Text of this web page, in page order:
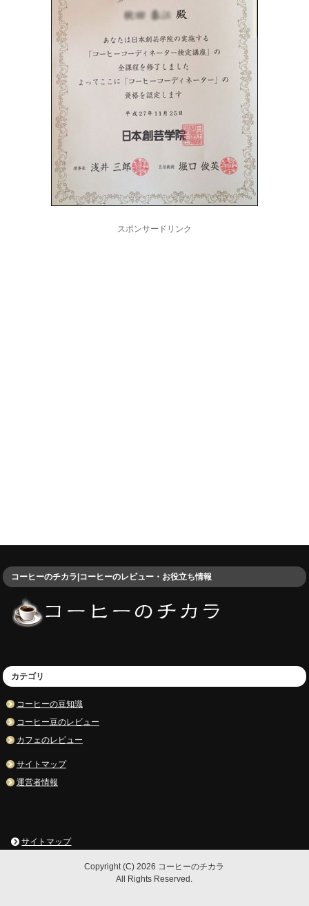
スポンサードリンク
コーヒーのチカラ|コーヒーのレビュー・お役立ち情報
カテゴリ
コーヒーの豆知識
コーヒー豆のレビュー
カフェのレビュー
サイトマップ
運営者情報
サイトマップ
Copyright (C) 2026 コーヒーのチカラ
All Rights Reserved.